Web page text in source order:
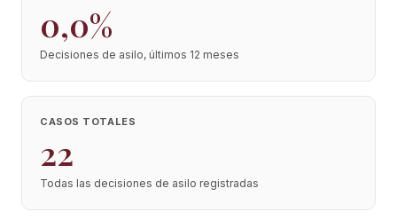
0,0%
Decisiones de asilo, últimos 12 meses
CASOS TOTALES
22
Todas las decisiones de asilo registradas